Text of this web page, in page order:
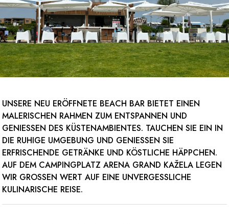
UNSERE NEU ERÖFFNETE BEACH BAR BIETET EINEN
MALERISCHEN RAHMEN ZUM ENTSPANNEN UND
GENIESSEN DES KÜSTENAMBIENTES. TAUCHEN SIE EIN IN D
IE RUHIGE UMGEBUNG UND GENIESSEN SIE ER
FRISCHENDE GETRÄNKE UND KÖSTLICHE HÄPPCHEN. AU
F DEM CAMPINGPLATZ ARENA GRAND KAŽELA LEGEN WI
R GROSSEN WERT AUF EINE UNVERGESSLICHE KUL
INARISCHE REISE.